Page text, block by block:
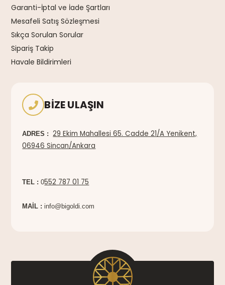
Garanti-İptal ve İade Şartları
Mesafeli Satış Sözleşmesi
Sıkça Sorulan Sorular
Sipariş Takip
Havale Bildirimleri
BIZE ULAŞIN
ADRES :
29 Ekim Mahallesi 65. Cadde 21/A Yenikent,
06946 Sincan/Ankara
TEL : 0552 787 01 75
MAİL :info@bigoldi.com